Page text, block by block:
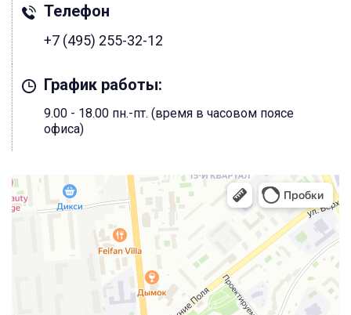
Телефон
+7 (495) 255-32-12
График работы:
9.00 - 18.00 пн.-пт. (время в часовом поясе
офиса)